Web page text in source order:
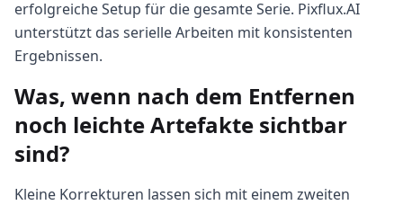
erfolgreiche Setup für die gesamte Serie. Pixflux.AI
unterstützt das serielle Arbeiten mit konsistenten
Ergebnissen.
Was, wenn nach dem Entfernen
noch leichte Artefakte sichtbar
sind?
Kleine Korrekturen lassen sich mit einem zweiten